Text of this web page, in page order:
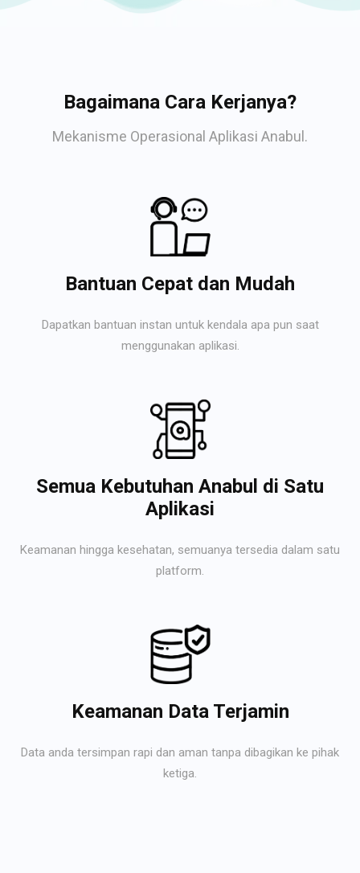
Bagaimana Cara Kerjanya?
Mekanisme Operasional Aplikasi Anabul.
Bantuan Cepat dan Mudah
Dapatkan bantuan instan untuk kendala apa pun saat
menggunakan aplikasi.
Semua Kebutuhan Anabul di Satu
Aplikasi
Keamanan hingga kesehatan, semuanya tersedia dalam satu
platform.
Keamanan Data Terjamin
Data anda tersimpan rapi dan aman tanpa dibagikan ke pihak
ketiga.